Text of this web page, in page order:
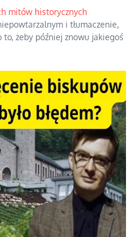
mitów historycznych
i tłumaczenie,
żeby później znowu jakiegoś